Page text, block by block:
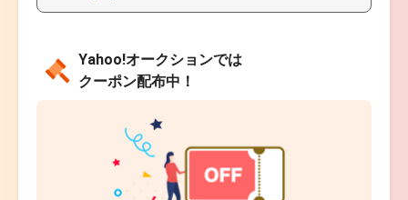
Yahoo!オークションでは
クーポン配布中！